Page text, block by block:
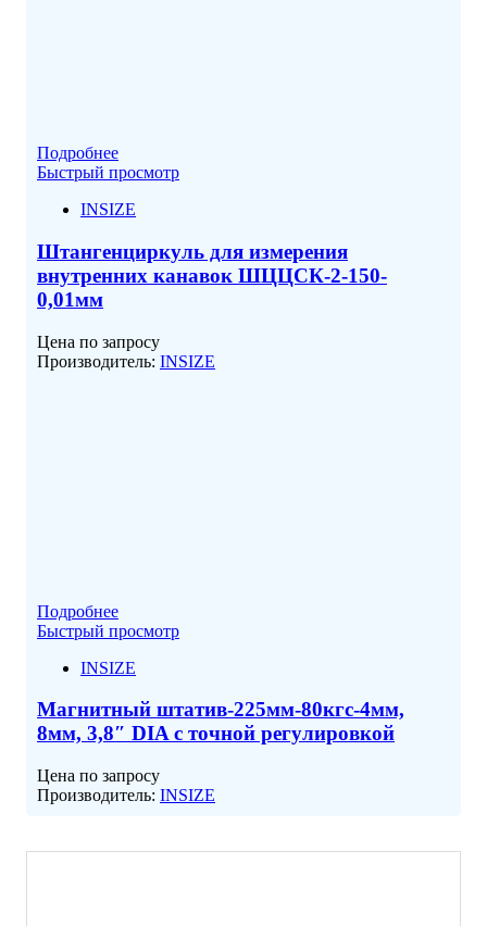
Подробнее
Быстрый просмотр
INSIZE
Штангенциркуль для измерения
внутренних канавок ШЦЦСК-2-150-
0,01мм
Цена по запросу
Производитель: INSIZE
Подробнее
Быстрый просмотр
INSIZE
Магнитный штатив-225мм-80кгс-4мм,
8мм, 3,8″ DIA с точной регулировкой
Цена по запросу
Производитель: INSIZE